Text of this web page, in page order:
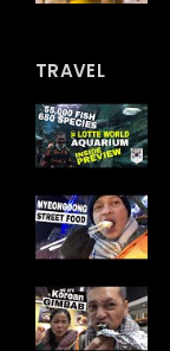
TRAVEL